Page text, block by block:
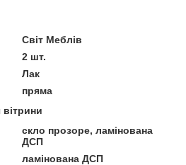
Світ Меблів
2 шт.
Лак
пряма
скло прозоре, ламінована
ДСП
ламінована ДСП